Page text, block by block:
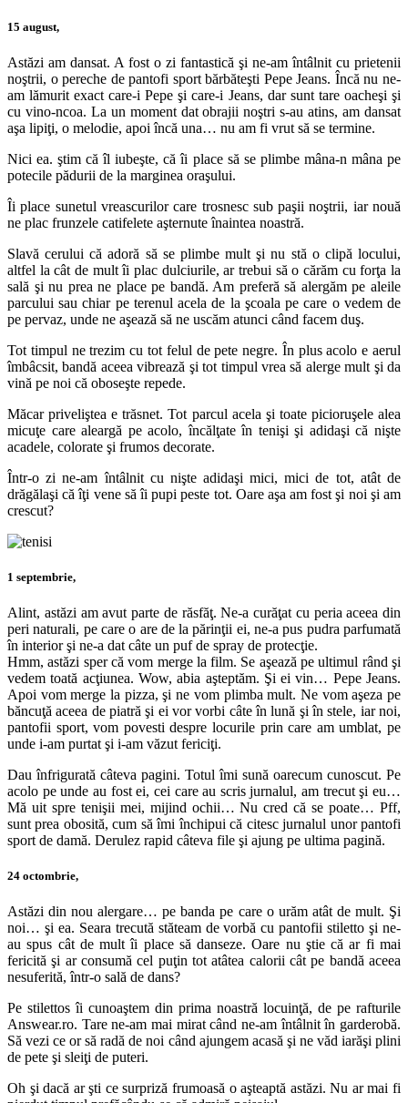
15 august,
Astăzi am dansat. A fost o zi fantastică şi ne-am întâlnit cu prietenii
noştrii, o pereche de pantofi sport bărbăteşti Pepe Jeans. Încă nu ne-
am lămurit exact care-i Pepe şi care-i Jeans, dar sunt tare oacheşi şi
cu vino-ncoa. La un moment dat obrajii noştri s-au atins, am dansat
aşa lipiţi, o melodie, apoi încă una… nu am fi vrut să se termine.
Nici ea. ştim că îl iubeşte, că îi place să se plimbe mâna-n mâna pe
potecile pădurii de la marginea oraşului.
Îi place sunetul vreascurilor care trosnesc sub paşii noştrii, iar nouă
ne plac frunzele catifelete aşternute înaintea noastră.
Slavă cerului că adoră să se plimbe mult şi nu stă o clipă locului,
altfel la cât de mult îi plac dulciurile, ar trebui să o cărăm cu forţa la
sală şi nu prea ne place pe bandă. Am preferă să alergăm pe aleile
parcului sau chiar pe terenul acela de la şcoala pe care o vedem de
pe pervaz, unde ne aşează să ne uscăm atunci când facem duş.
Tot timpul ne trezim cu tot felul de pete negre. În plus acolo e aerul
îmbâcsit, bandă aceea vibrează şi tot timpul vrea să alerge mult şi da
vină pe noi că oboseşte repede.
Măcar priveliştea e trăsnet. Tot parcul acela şi toate picioruşele alea
micuţe care aleargă pe acolo, încălţate în tenişi şi adidaşi că nişte
acadele, colorate şi frumos decorate.
Într-o zi ne-am întâlnit cu nişte adidaşi mici, mici de tot, atât de
drăgălaşi că îţi vene să îi pupi peste tot. Oare aşa am fost şi noi şi am
crescut?
1 septembrie,
Alint, astăzi am avut parte de răsfăţ. Ne-a curăţat cu peria aceea din
peri naturali, pe care o are de la părinţii ei, ne-a pus pudra parfumată
în interior şi ne-a dat câte un puf de spray de protecţie.
Hmm, astăzi sper că vom merge la film. Se aşează pe ultimul rând şi
vedem toată acţiunea. Wow, abia aşteptăm. Şi ei vin… Pepe Jeans.
Apoi vom merge la pizza, şi ne vom plimba mult. Ne vom aşeza pe
băncuţă aceea de piatră şi ei vor vorbi câte în lună şi în stele, iar noi,
pantofii sport, vom povesti despre locurile prin care am umblat, pe
unde i-am purtat şi i-am văzut fericiţi.
Dau înfrigurată câteva pagini. Totul îmi sună oarecum cunoscut. Pe
acolo pe unde au fost ei, cei care au scris jurnalul, am trecut şi eu…
Mă uit spre tenişii mei, mijind ochii… Nu cred că se poate… Pff,
sunt prea obosită, cum să îmi închipui că citesc jurnalul unor pantofi
sport de damă. Derulez rapid câteva file şi ajung pe ultima pagină.
24 octombrie,
Astăzi din nou alergare… pe banda pe care o urăm atât de mult. Şi
noi… şi ea. Seara trecută stăteam de vorbă cu pantofii stiletto şi ne-
au spus cât de mult îi place să danseze. Oare nu ştie că ar fi mai
fericită şi ar consumă cel puţin tot atâtea calorii cât pe bandă aceea
nesuferită, într-o sală de dans?
Pe stilettos îi cunoaştem din prima noastră locuinţă, de pe rafturile
Answear.ro. Tare ne-am mai mirat când ne-am întâlnit în garderobă.
Să vezi ce or să radă de noi când ajungem acasă şi ne văd iarăşi plini
de pete şi sleiţi de puteri.
Oh şi dacă ar şti ce surpriză frumoasă o aşteaptă astăzi. Nu ar mai fi